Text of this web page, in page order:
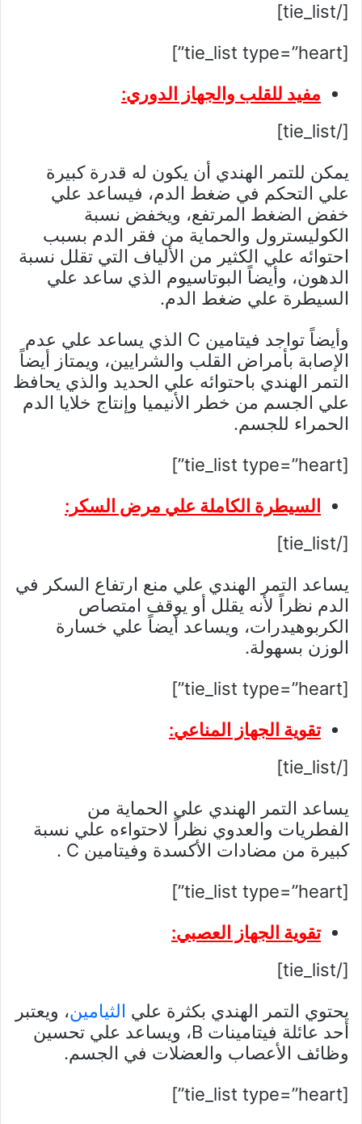
[/tie_list]
[tie_list type=”heart”]
مفيد للقلب والجهاز الدوري:
[/tie_list]
يمكن للتمر الهندي أن يكون له قدرة كبيرة
علي التحكم في ضغط الدم، فيساعد علي
خفض الضغط المرتفع، ويخفض نسبة
الكوليسترول والحماية من فقر الدم بسبب
احتوائه علي الكثير من الألياف التي تقلل نسبة
الدهون، وأيضاً البوتاسيوم الذي ساعد علي
السيطرة علي ضغط الدم.
وأيضاً تواجد فيتامين C الذي يساعد علي عدم
الإصابة بأمراض القلب والشرايين، ويمتاز أيضاً
التمر الهندي باحتوائه علي الحديد والذي يحافظ
علي الجسم من خطر الأنيميا وإنتاج خلايا الدم
الحمراء للجسم.
[tie_list type=”heart”]
السيطرة الكاملة علي مرض السكر:
[/tie_list]
يساعد التمر الهندي علي منع ارتفاع السكر في
الدم نظراً لأنه يقلل أو يوقف امتصاص
الكربوهيدرات، ويساعد أيضاً علي خسارة
الوزن بسهولة.
[tie_list type=”heart”]
تقوية الجهاز المناعي:
[/tie_list]
يساعد التمر الهندي علي الحماية من
الفطريات والعدوي نظراً لاحتواءه علي نسبة
كبيرة من مضادات الأكسدة وفيتامين C .
[tie_list type=”heart”]
تقوية الجهاز العصبي:
[/tie_list]
يحتوي التمر الهندي بكثرة علي الثيامين، ويعتبر
أحد عائلة فيتامينات B، ويساعد علي تحسين
وظائف الأعصاب والعضلات في الجسم.
[tie_list type=”heart”]